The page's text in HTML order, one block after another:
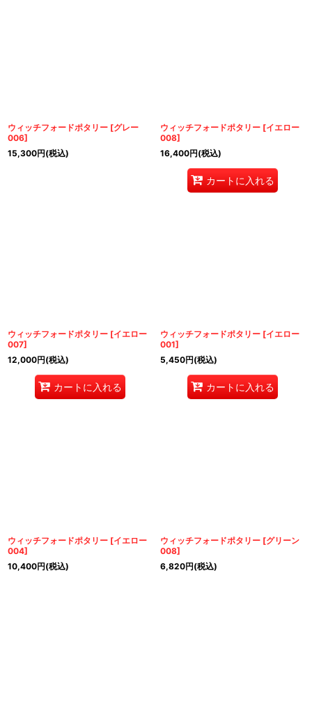
ウィッチフォードポタリー [グレー
006]
15,300円(税込)
ウィッチフォードポタリー [イエロー
008]
16,400円(税込)
カートに入れる
ウィッチフォードポタリー [イエロー
007]
12,000円(税込)
カートに入れる
ウィッチフォードポタリー [イエロー
001]
5,450円(税込)
カートに入れる
ウィッチフォードポタリー [イエロー
004]
10,400円(税込)
ウィッチフォードポタリー [グリーン
008]
6,820円(税込)